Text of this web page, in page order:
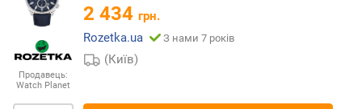
Продавець:
Watch Planet
2 434 грн.
Rozetka.ua
З нами 7 років
(Київ)